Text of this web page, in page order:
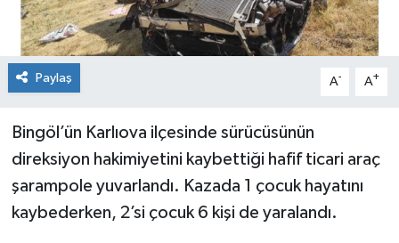
Paylaş A- A+
Bingöl’ün Karlıova ilçesinde sürücüsünün
direksiyon hakimiyetini kaybettiği hafif ticari araç
şarampole yuvarlandı. Kazada 1 çocuk hayatını
kaybederken, 2’si çocuk 6 kişi de yaralandı.
SAĞLIK
SİYASET
SPOR
YAYLADERE